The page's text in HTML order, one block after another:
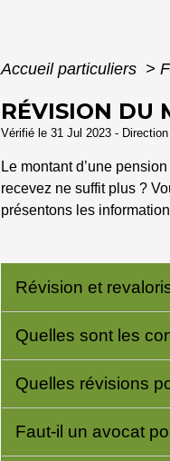
Accueil particuliers >
RÉVISION DU
Vérifié le 31 Jul 2023 -
Le montant d’une
recevez ne suffit plus ?
présentons les
Révision et
Quelles sont les
Quelles révisions
Faut-il un avocat